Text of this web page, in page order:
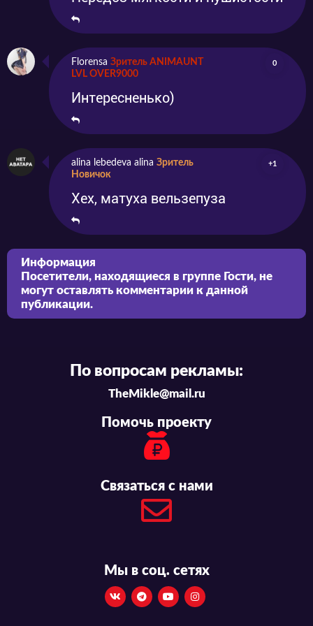
Florensa Зритель ANIMAUNT
LVL OVER9000
0
Интересненько)
alina lebedeva alina Зритель
Новичок
+1
Хех, матуха вельзепуза
Информация
Посетители, находящиеся в группе Гости, не
могут оставлять комментарии к данной
публикации.
По вопросам рекламы:
TheMikle@mail.ru
Помочь проекту
Связаться с нами
Мы в соц. сетях